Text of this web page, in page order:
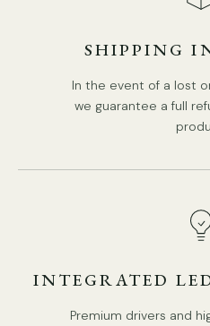
SHIPPING
In the event of a lost
we guarantee a full
INTEGRATED
Premium drivers and